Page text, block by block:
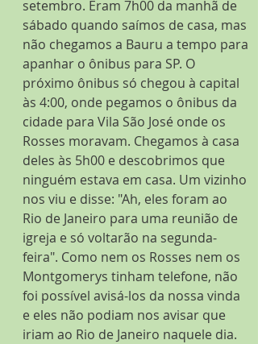
setembro. Eram 7h00 da manhã de
sábado quando saímos de casa, mas
não chegamos a Bauru a tempo para
apanhar o ônibus para SP. O
próximo ônibus só chegou à capital
às 4:00, onde pegamos o ônibus da
cidade para Vila São José onde os
Rosses moravam. Chegamos à casa
deles às 5h00 e descobrimos que
ninguém estava em casa. Um vizinho
nos viu e disse: "Ah, eles foram ao
Rio de Janeiro para uma reunião de
igreja e só voltarão na segunda-
feira". Como nem os Rosses nem os
Montgomerys tinham telefone, não
foi possível avisá-los da nossa vinda
e eles não podiam nos avisar que
iriam ao Rio de Janeiro naquele dia.